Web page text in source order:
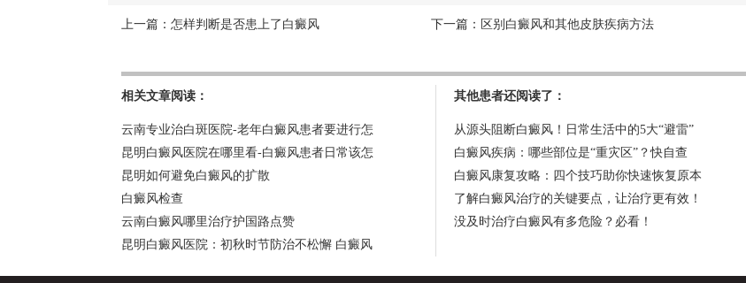
上一篇： 怎样判断是否患上了白癜风 下一篇： 区别白癜风和其他皮肤疾病方法
相关文章阅读：
云南专业治白斑医院-老年白癜风患者要进行怎
昆明白癜风医院在哪里看-白癜风患者日常该怎
昆明如何避免白癜风的扩散
白癜风检查
云南白癜风哪里治疗护国路点赞
昆明白癜风医院：初秋时节防治不松懈 白癜风
其他患者还阅读了：
从源头阻断白癜风！日常生活中的5大“避雷”
白癜风疾病：哪些部位是“重灾区”？快自查
白癜风康复攻略：四个技巧助你快速恢复原本
了解白癜风治疗的关键要点，让治疗更有效！
没及时治疗白癜风有多危险？必看！